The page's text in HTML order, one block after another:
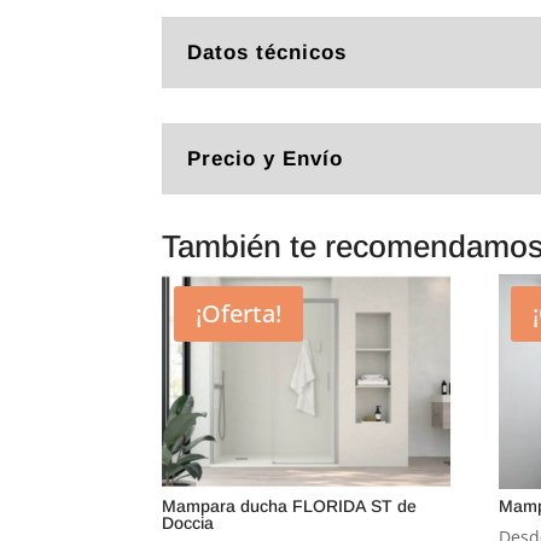
Datos técnicos
Precio y Envío
También te
¡Oferta!
Mampara ducha FLORIDA ST de
Doccia